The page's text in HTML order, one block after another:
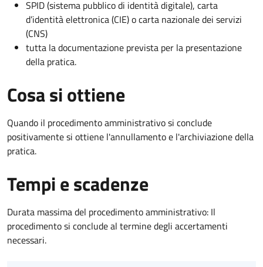
SPID (sistema pubblico di identità digitale), carta
d’identità elettronica (CIE) o carta nazionale dei servizi
(CNS)
tutta la documentazione prevista per la presentazione
della pratica.
Cosa si ottiene
Quando il procedimento amministrativo si conclude
positivamente si ottiene l'annullamento e l'archiviazione della
pratica.
Tempi e scadenze
Durata massima del procedimento amministrativo: Il
procedimento si conclude al termine degli accertamenti
necessari.